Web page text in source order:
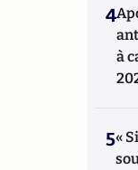
4
à
5«